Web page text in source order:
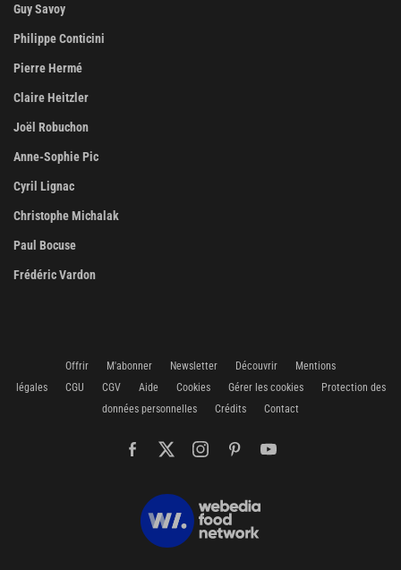
Guy Savoy
Philippe Conticini
Pierre Hermé
Claire Heitzler
Joël Robuchon
Anne-Sophie Pic
Cyril Lignac
Christophe Michalak
Paul Bocuse
Frédéric Vardon
Offrir M'abonner Newsletter Découvrir
Mentions
légales
CGU CGV Aide Cookies Gérer les cookies
Protection des
données personnelles
Crédits Contact